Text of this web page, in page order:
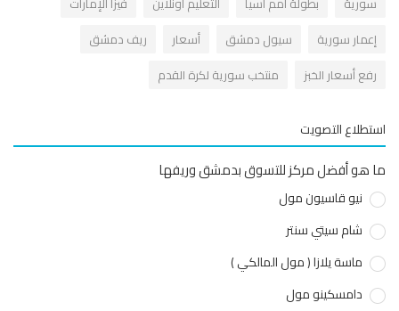
سورية
سيول دمشق أسعار
ريف دمشق
أسعار الخبز
منتخب سورية لكرة القدم
التصويت
أفضل مركز للتسوق بدمشق وريفها
نيو قاسيون مول
شام سيتي سنتر
ماسة يلازا ( مول المالكي )
دامسكينو مول